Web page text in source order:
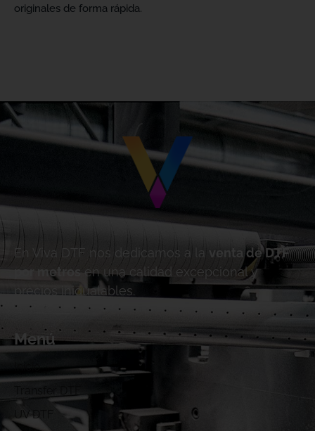
originales de forma rápida.
En Viva DTF nos dedicamos a la
venta de DTF
por metros
en una calidad excepcional y
precios inigualables.
Menú
UV DTF